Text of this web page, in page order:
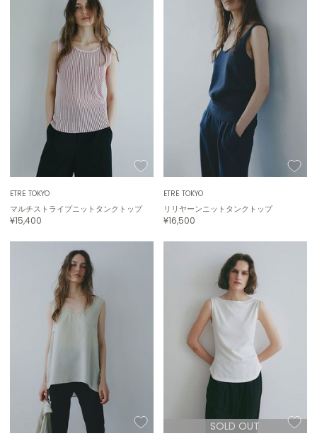
バレリット
BANDOLIER
バンドリヤー
バブアー
Beyond Closet
Calvin Klein
カルバン・クライン
CELFORD
セルフォード
Clarks Premium
クラークス
ETRÉ TOKYO
マルチストライプニットタンクトップ
¥15,400
ETRÉ TOKYO
リリヤーンニットタンクトップ
¥16,500
SOLD OUT